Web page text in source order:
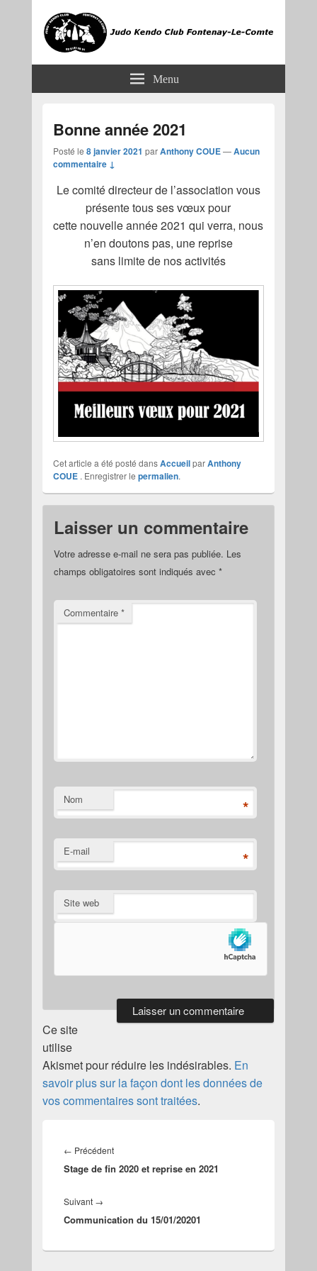
JKCF Menu
Bonne année 2021
Posté le 8 janvier 2021 parAnthony COUE—Aucun
commentaire ↓
Le comité directeur de l’association vous
présente tous ses vœux pour
cette nouvelle année 2021 qui verra, nous
n’en doutons pas, une reprise
sans limite de nos activités
Cet article a été posté dansAccueilparAnthony
COUE. Enregistrer le permalien.
Laisser un commentaire
Votre adresse e-mail ne sera pas publiée. Les
champs obligatoires sont indiqués avec *
Commentaire *
Nom *
E-mail *
Site web
Ce site
utilise
Akismet pour réduire les indésirables. En
savoir plus sur la façon dont les données de
vos commentaires sont traitées.
de
l’article
← PrécédentArticle
précédent :
Stage de fin 2020 et reprise en 2021
Suivant →Article
suivant :
Communication du 15/01/20201